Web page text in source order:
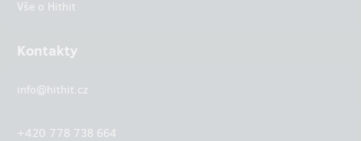
Vše o Hithit
Kontakty
info@hithit.cz
+420 778 738 664